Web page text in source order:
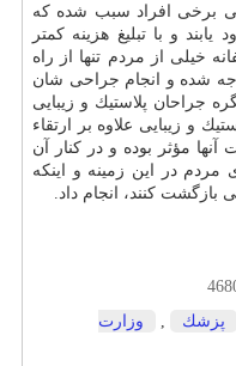
برخی افراد سبب شده كه
و با تبلیغ هزینه كمتر
خیلی از مردم تنها از راه
شده و انجام جراحی شان
جراحان پلاستیك و زیبایی
و زیبایی علاوه بر ارتقاء
آنها مؤثر بوده و در كنار آن
مردم در این زمینه و اینكه
بازگشت كنند، انجام داد.
پزشك
وزارت